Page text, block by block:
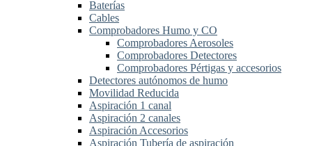
Baterías
Cables
Comprobadores Humo y CO
Comprobadores Aerosoles
Comprobadores Detectores
Comprobadores Pértigas y accesorios
Detectores autónomos de humo
Movilidad Reducida
Aspiración 1 canal
Aspiración 2 canales
Aspiración Accesorios
Aspiración Tubería de aspiración